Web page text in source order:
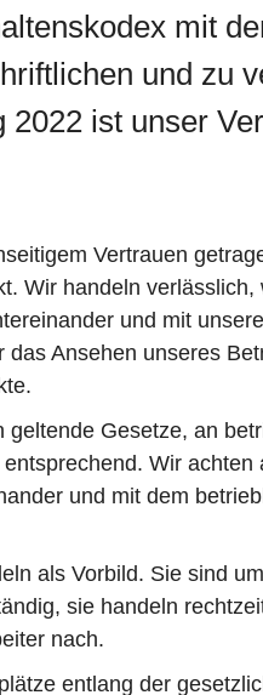
mit
und zu
ist unser
Vertrauen
Wir handeln verlässlich,
und mit
das Ansehen unseres
Gesetze, an
Wir achten
und mit dem
als Vorbild. Sie sind
sie handeln
nach.
entlang der